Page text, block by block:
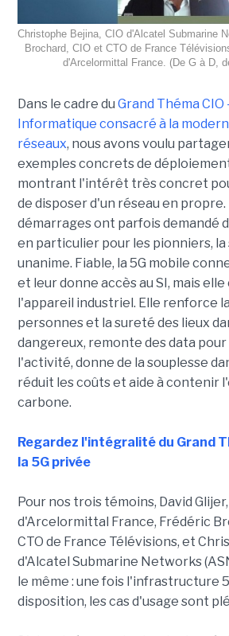
Christophe Bejina, CIO d'Alcatel Submarine
Brochard, CIO et CTO de France
d'Arcelormittal France. (De G à D,
Dans le cadre du Grand Théma CIO
Informatique consacré à la
réseaux, nous avons voulu
exemples concrets de
montrant l'intérêt très concret
de disposer d'un réseau en propre.
démarrages ont parfois demandé
en particulier pour les pionniers,
unanime. Fiable, la 5G mobile
et leur donne accès au SI, mais
l'appareil industriel. Elle renforce
personnes et la sureté des lieux
dangereux, remonte des data pour
l'activité, donne de la souplesse
réduit les coûts et aide à contenir
carbone.
Regardez l'intégralité du Grand
la 5G privée
Pour nos trois témoins, David Glijer,
d'Arcelormittal France, Frédéric
CTO de France Télévisions, et
d'Alcatel Submarine Networks
le même : une fois l'infrastructure
disposition, les cas d'usage sont